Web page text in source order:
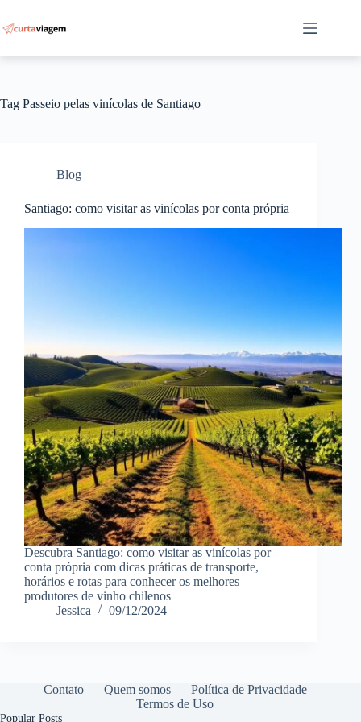
para
o
Tag Passeio pelas vinícolas de Santiago
Blog
Santiago: como visitar as vinícolas por conta própria
Descubra Santiago: como visitar as vinícolas por
conta própria com dicas práticas de transporte,
horários e rotas para conhecer os melhores
produtores de vinho chilenos
Jessica
09/12/2024
Contato Quem somos
Política de Privacidade
Termos de Uso
Popular Posts